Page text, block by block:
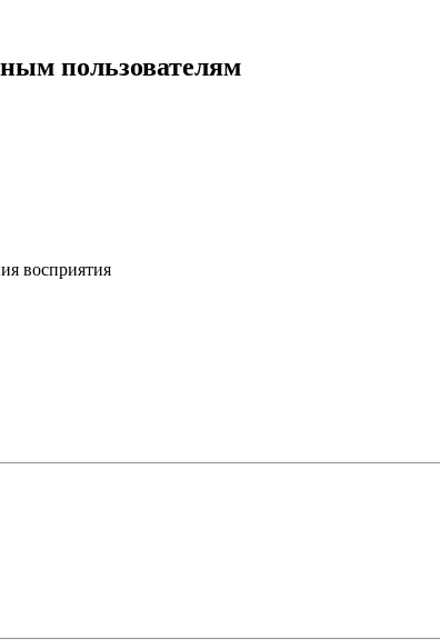
пользователям
восприятия